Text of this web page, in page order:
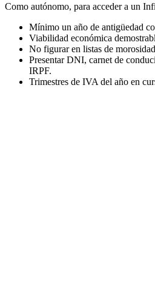
Como autónomo, para acceder a un
Mínimo un año de antigüedad
Viabilidad económica
No figurar en listas de
Presentar DNI, carnet de
IRPF.
Trimestres de IVA del año en